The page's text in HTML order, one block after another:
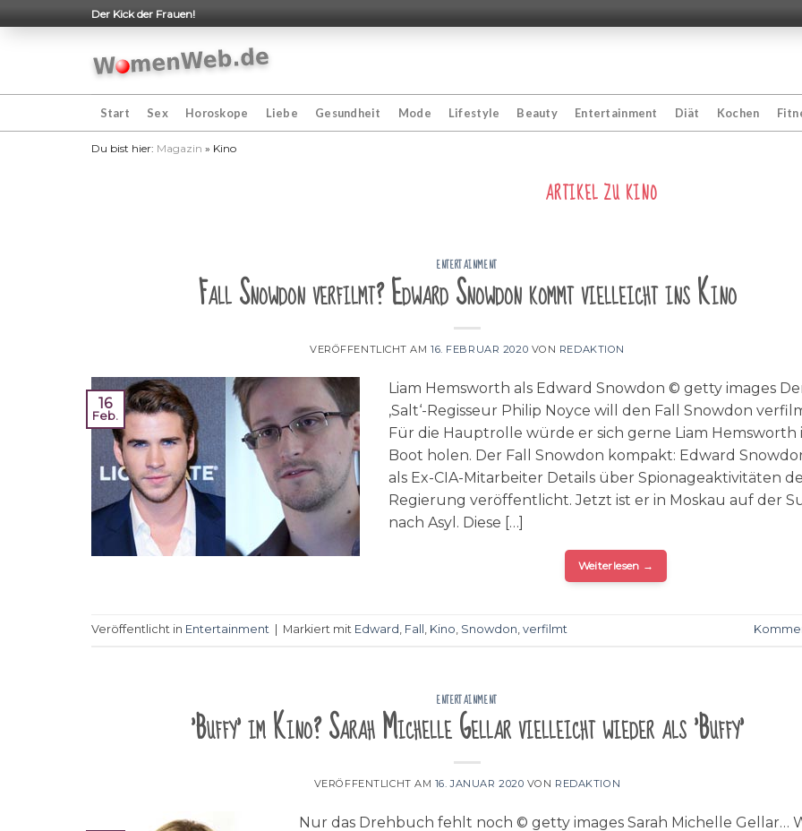
to
Der Kick der Frauen!
Start Sex Horoskope Liebe Gesundheit Mode Lifestyle Beauty Entertainment Diät Kochen
Du bist hier: Magazin » Kino
ARTIKEL ZU KINO
ENTERTAINMENT
Fall Snowdon verfilmt? Edward Snowdon kommt vielleicht ins Kino
VERÖFFENTLICHT AM16. FEBRUAR 2020 VON REDAKTION
16
Feb.
Liam Hemsworth als Edward Snowdon © getty images
‚Salt‘-Regisseur Philip Noyce will den Fall Snowdon
Für die Hauptrolle würde er sich gerne Liam Hemsworth
Boot holen. Der Fall Snowdon kompakt: Edward
als Ex-CIA-Mitarbeiter Details über Spionageaktivitäten
Regierung veröffentlicht. Jetzt ist er in Moskau auf der
nach Asyl. Diese […]
Weiterlesen →
Veröffentlicht in Entertainment Markiert mit Edward , Fall , Kino, Snowdon, verfilmt
ENTERTAINMENT
'Buffy' im Kino? Sarah Michelle Gellar vielleicht wieder als 'Buffy'
VERÖFFENTLICHT AM 16. JANUAR 2020 VON REDAKTION
Nur das Drehbuch fehlt noch © getty images Sarah Michelle Gellar…